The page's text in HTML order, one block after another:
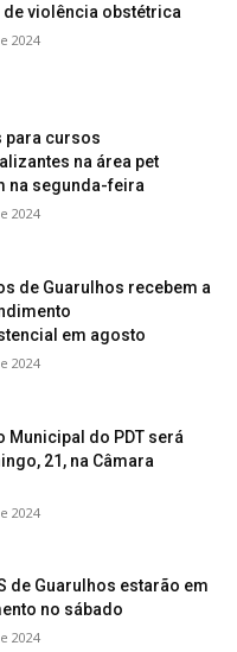
de violência obstétrica
2024
para cursos
na área pet
na segunda-feira
2024
de Guarulhos recebem a
em agosto
2024
Municipal do PDT será
21, na Câmara
2024
de Guarulhos estarão em
no sábado
2024